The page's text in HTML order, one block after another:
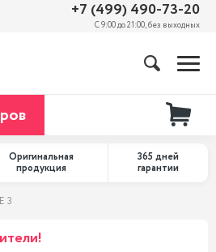
+7 (499) 490-73-20
С 9:00 до 21:00, без выходных
Оригинальная
продукция
365 дней
гарантии
3